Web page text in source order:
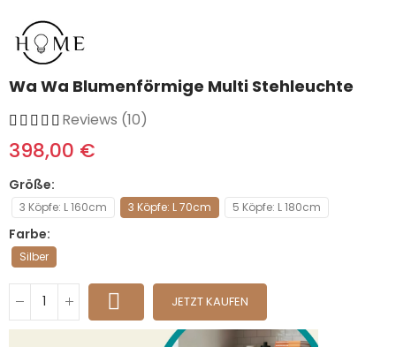
Wa Wa Blumenförmige Multi Stehleuchte
Reviews (10)
398,00 €
Größe
3 Köpfe: L 160cm 3 Köpfe: L 70cm 5 Köpfe: L 180cm
Farbe
Silber
JETZT KAUFEN